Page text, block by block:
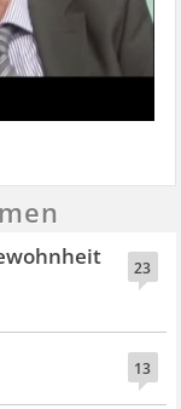
23
13